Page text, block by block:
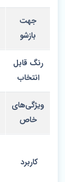
جهت
بازشو
رنگ قابل
انتخاب
ویژگی‌های
خاص
کاربرد